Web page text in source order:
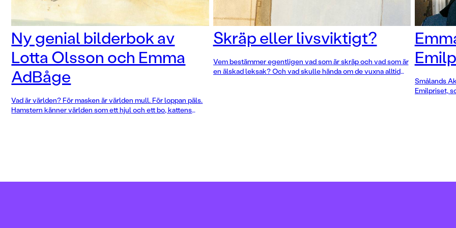
Ny genial bilderbok av
Lotta Olsson och Emma
AdBåge
Vad är världen? För masken är världen mull. För loppan päls.
Hamstern känner världen som ett hjul och ett bo, kattens
Skräp eller livsviktigt?
Vem bestämmer egentligen vad som är skräp och vad som är
en älskad leksak? Och vad skulle hända om de vuxna alltid
Smålands
Emilpriset,